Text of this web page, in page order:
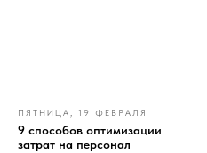
ПЯТНИЦА, 19 ФЕВРАЛЯ
9 способов оптимизации
затрат на персонал